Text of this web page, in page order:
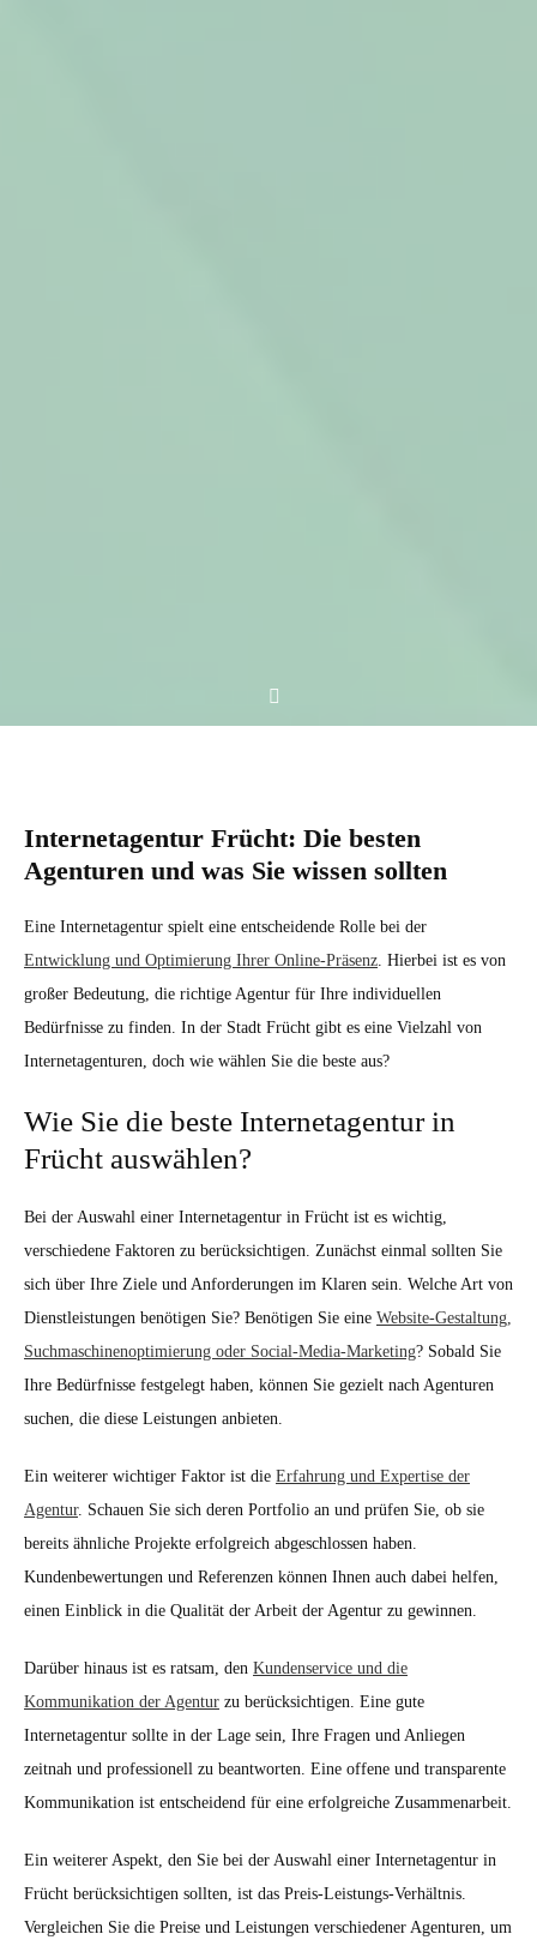
Internetagentur Frücht: Die besten
Agenturen und was Sie wissen sollten
Eine Internetagentur spielt eine entscheidende Rolle bei der
Entwicklung und Optimierung Ihrer Online-Präsenz. Hierbei ist es von
großer Bedeutung, die richtige Agentur für Ihre individuellen
Bedürfnisse zu finden. In der Stadt Frücht gibt es eine Vielzahl von
Internetagenturen, doch wie wählen Sie die beste aus?
Wie Sie die beste Internetagentur in
Frücht auswählen?
Bei der Auswahl einer Internetagentur in Frücht ist es wichtig,
verschiedene Faktoren zu berücksichtigen. Zunächst einmal sollten Sie
sich über Ihre Ziele und Anforderungen im Klaren sein. Welche Art von
Dienstleistungen benötigen Sie? Benötigen Sie eine Website-Gestaltung,
Suchmaschinenoptimierung oder Social-Media-Marketing? Sobald Sie
Ihre Bedürfnisse festgelegt haben, können Sie gezielt nach Agenturen
suchen, die diese Leistungen anbieten.
Ein weiterer wichtiger Faktor ist die Erfahrung und Expertise der
Agentur. Schauen Sie sich deren Portfolio an und prüfen Sie, ob sie
bereits ähnliche Projekte erfolgreich abgeschlossen haben.
Kundenbewertungen und Referenzen können Ihnen auch dabei helfen,
einen Einblick in die Qualität der Arbeit der Agentur zu gewinnen.
Darüber hinaus ist es ratsam, den Kundenservice und die
Kommunikation der Agentur zu berücksichtigen. Eine gute
Internetagentur sollte in der Lage sein, Ihre Fragen und Anliegen
zeitnah und professionell zu beantworten. Eine offene und transparente
Kommunikation ist entscheidend für eine erfolgreiche Zusammenarbeit.
Ein weiterer Aspekt, den Sie bei der Auswahl einer Internetagentur in
Frücht berücksichtigen sollten, ist das Preis-Leistungs-Verhältnis.
Vergleichen Sie die Preise und Leistungen verschiedener Agenturen, um